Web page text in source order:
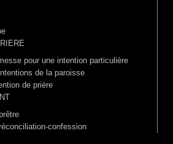
pour une intention particulière
de la paroisse
de prière
confession